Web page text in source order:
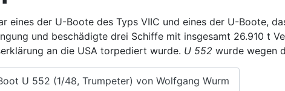
eines der U-Boote des Typs VIIC und eines der U-Boote,
und beschädigte drei Schiffe mit insgesamt 26.910 t
an die USA torpediert wurde. U 552 wurde wegen
U 552 (1/48, Trumpeter) von Wolfgang Wurm